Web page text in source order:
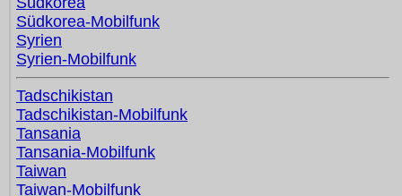
Südkorea-Mobilfunk
Syrien
Syrien-Mobilfunk
Tadschikistan
Tadschikistan-Mobilfunk
Tansania
Tansania-Mobilfunk
Taiwan
Taiwan-Mobilfunk